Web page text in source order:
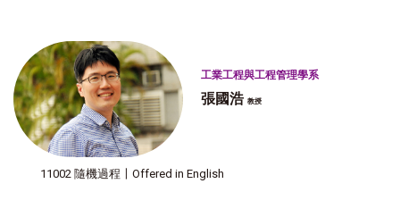
工業工程與工程管理學系
張國浩 教授
11002 隨機過程〡Offered in English